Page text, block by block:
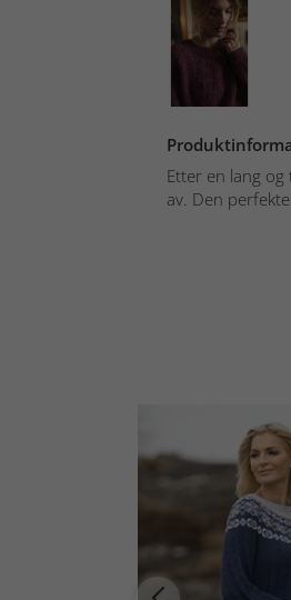
Etter en lang
av. Den